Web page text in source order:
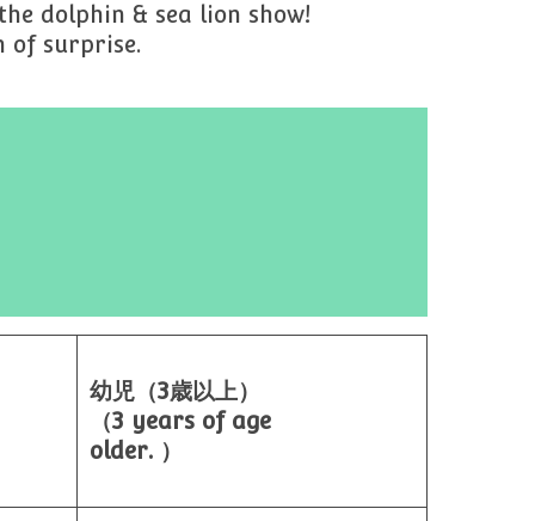
dolphin & sea lion show!
of surprise.
幼児（3歳以上）
（3 years of age
older. ）